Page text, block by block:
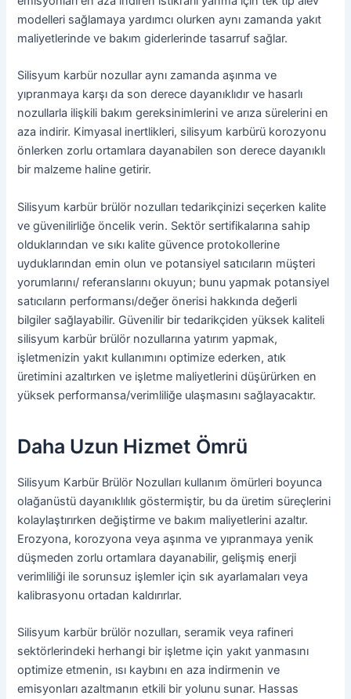
modelleri sağlamaya yardımcı olurken aynı zamanda yakıt
maliyetlerinde ve bakım giderlerinde tasarruf sağlar.
Silisyum karbür nozullar aynı zamanda aşınma ve
yıpranmaya karşı da son derece dayanıklıdır ve hasarlı
nozullarla ilişkili bakım gereksinimlerini ve arıza sürelerini en
aza indirir. Kimyasal inertlikleri, silisyum karbürü korozyonu
önlerken zorlu ortamlara dayanabilen son derece dayanıklı
bir malzeme haline getirir.
Silisyum karbür brülör nozulları tedarikçinizi seçerken kalite
ve güvenilirliğe öncelik verin. Sektör sertifikalarına sahip
olduklarından ve sıkı kalite güvence protokollerine
uyduklarından emin olun ve potansiyel satıcıların müşteri
yorumlarını/ referanslarını okuyun; bunu yapmak potansiyel
satıcıların performansı/değer önerisi hakkında değerli
bilgiler sağlayabilir. Güvenilir bir tedarikçiden yüksek kaliteli
silisyum karbür brülör nozullarına yatırım yapmak,
işletmenizin yakıt kullanımını optimize ederken, atık
üretimini azaltırken ve işletme maliyetlerini düşürürken en
yüksek performansa/verimliliğe ulaşmasını sağlayacaktır.
Daha Uzun Hizmet Ömrü
Silisyum Karbür Brülör Nozulları kullanım ömürleri boyunca
olağanüstü dayanıklılık göstermiştir, bu da üretim süreçlerini
kolaylaştırırken değiştirme ve bakım maliyetlerini azaltır.
Erozyona, korozyona veya aşınma ve yıpranmaya yenik
düşmeden zorlu ortamlara dayanabilir, gelişmiş enerji
verimliliği ile sorunsuz işlemler için sık ayarlamaları veya
kalibrasyonu ortadan kaldırırlar.
Silisyum karbür brülör nozulları, seramik veya rafineri
sektörlerindeki herhangi bir işletme için yakıt yanmasını
optimize etmenin, ısı kaybını en aza indirmenin ve
emisyonları azaltmanın etkili bir yolunu sunar. Hassas